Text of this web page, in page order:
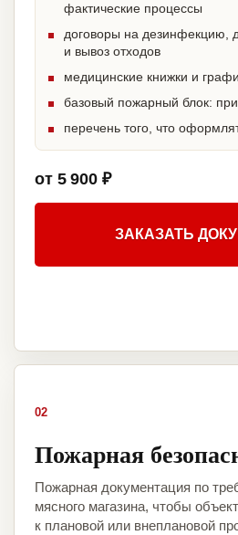
фактические процессы
договоры на дезинфекцию,
и вывоз отходов
медицинские книжки и
базовый пожарный блок:
перечень того, что
от 5 900 ₽
ЗАКАЗАТЬ
02
Пожарная
Пожарная документация по
мясного магазина, чтобы
к плановой или внеплановой